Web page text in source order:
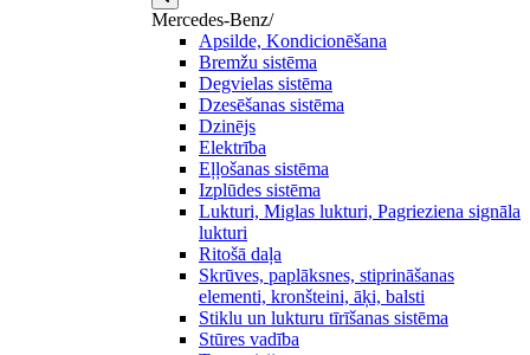
Mercedes-Benz/
Apsilde, Kondicionēšana
Bremžu sistēma
Degvielas sistēma
Dzesēšanas sistēma
Dzinējs
Elektrība
Eļļošanas sistēma
Izplūdes sistēma
Lukturi, Miglas lukturi, Pagrieziena signāla
lukturi
Ritošā daļa
Skrūves, paplāksnes, stiprināšanas
elementi, kronšteini, āķi, balsti
Stiklu un lukturu tīrīšanas sistēma
Stūres vadība